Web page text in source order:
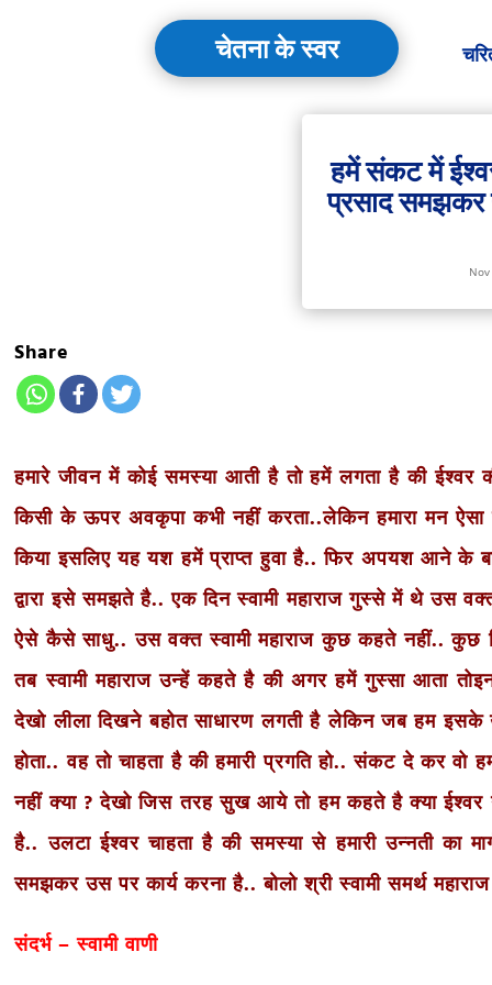
चेतना के स्वर
हमें संकट में
प्रसाद समझकर
Share
हमारे जीवन में कोई समस्या आती है तो हमें लगता है की
किसी के ऊपर अवकृपा कभी नहीं करता..लेकिन हमारा मन
किया इसलिए यह यश हमें प्राप्त हुवा है.. फिर अपयश आने के
द्वारा इसे समझते है.. एक दिन स्वामी महाराज गुस्से में थे
ऐसे कैसे साधु.. उस वक्त स्वामी महाराज कुछ कहते नहीं.. कुछ
तब स्वामी महाराज उन्हें कहते है की अगर हमें गुस्सा आता
देखो लीला दिखने बहोत साधारण लगती है लेकिन जब हम
होता.. वह तो चाहता है की हमारी प्रगति हो.. संकट दे कर
नहीं क्या ? देखो जिस तरह सुख आये तो हम कहते है क्या ईश्वर
है.. उलटा ईश्वर चाहता है की समस्या से हमारी उन्नती का
समझकर उस पर कार्य करना है.. बोलो श्री स्वामी समर्थ
संदर्भ – स्वामी वाणी